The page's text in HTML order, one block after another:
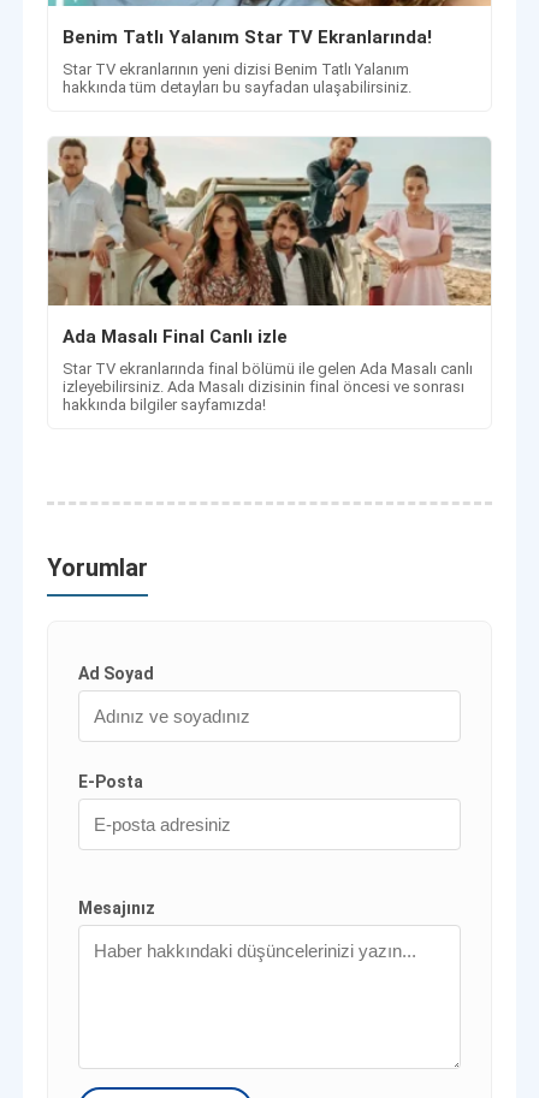
Benim Tatlı Yalanım Star TV Ekranlarında!
Star TV ekranlarının yeni dizisi Benim Tatlı Yalanım
hakkında tüm detayları bu sayfadan ulaşabilirsiniz.
Ada Masalı Final Canlı izle
Star TV ekranlarında final bölümü ile gelen Ada Masalı canlı
izleyebilirsiniz. Ada Masalı dizisinin final öncesi ve sonrası
hakkında bilgiler sayfamızda!
Yorumlar
Ad Soyad
E-Posta
Mesajınız